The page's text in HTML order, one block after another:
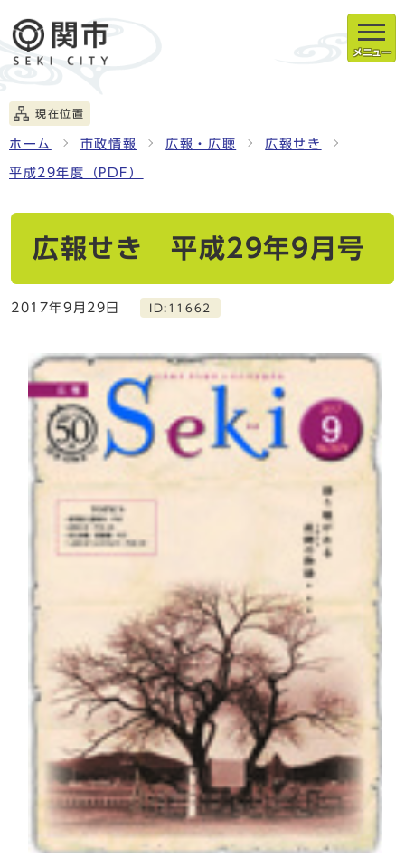
メニュー
現在位置
ホーム 市政情報 広報・広聴 広報せき
平成29年度（PDF）
広報せき 平成29年9月号
2017年9月29日 ID:11662